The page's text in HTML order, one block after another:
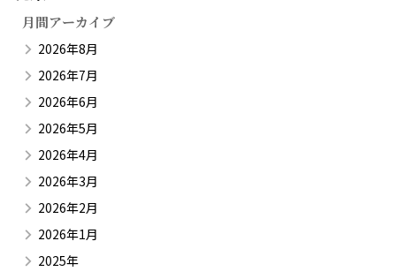
月間アーカイブ
2026年8月
2026年7月
2026年6月
2026年5月
2026年4月
2026年3月
2026年2月
2026年1月
2025年